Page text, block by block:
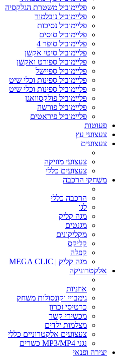
פליימוביל משטרת הגלקסיה
פליימוביל נובלמור
פליימוביל נסיכות
פליימוביל סוסים
פליימוביל סופר 4
פליימוביל סיטי אקשן
פליימוביל ספורט ואקשן
פליימוביל ספיישל
פליימוביל ספינות וכלי שיט
פליימוביל ספינות וכלי שיט
פליימוביל פולקסוואגן
פליימוביל פורשה
פליימוביל פיראטים
פעוטות
צעצועי עץ
צעצועים
צעצועי מוזיקה
צעצועים כללי
משחקי הרכבה
הרכבה כללי
לגו
מגה קליק
מגנטים
מקליקונים
קליקס
קפלה
מגה קליק | MEGA CLIC
אלקטרוניקה
אוזניות
גימבויי וקונסולות משחק
כרטיסי זכרון
מכשירי קשר
מצלמות ילדים
צעצועים אלקטרוניים כללי
נגני MP3/MP4 כשרים
יצירה ופנאי